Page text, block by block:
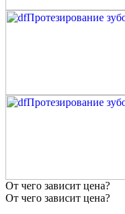
От чего зависит цена?
От чего зависит цена?